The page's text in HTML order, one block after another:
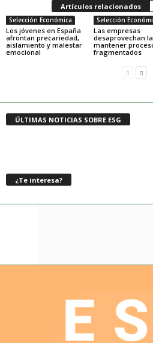
Artículos relacionados
Selección Económica
Los jóvenes en España
afrontan precariedad,
aislamiento y malestar
emocional
Selección
Las empresas
desaprovechan
mantener
fragmentados
ÚLTIMAS NOTICIAS SOBRE ESG
¿Te interesa?